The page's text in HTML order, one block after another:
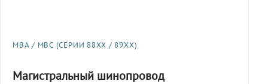
МВА / МВС (СЕРИИ 88XX / 89XX)
Магистральный шинопровод